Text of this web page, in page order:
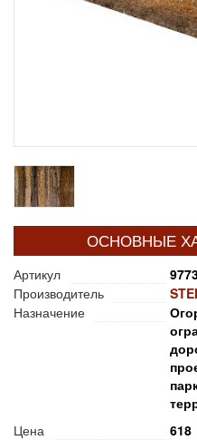
ОСНОВНЫЕ
Артикул
Производитель
Назначение
Цена
618